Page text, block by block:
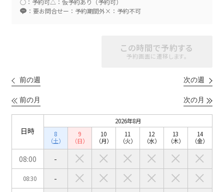
○：予約可△：仮予約あり（予約可）
：要お問合せー：予約期間外×：予約不可
この時間で予約する
予約画面に遷移します。
前の週 次の週
前の月 次の月
日時
2026年8月
8
（土）
9
（日）
10
（月）
11
（火）
12
（水）
13
（木）
14
（金）
08:00 -
08:30
-
03-3346-1396
受付時間 9:00～18:00（土日祝日・年末年始を除く）
WEBからのお問合せ
お問合せフォーム
3名掛け
形式
口の字型 島型 T字島型